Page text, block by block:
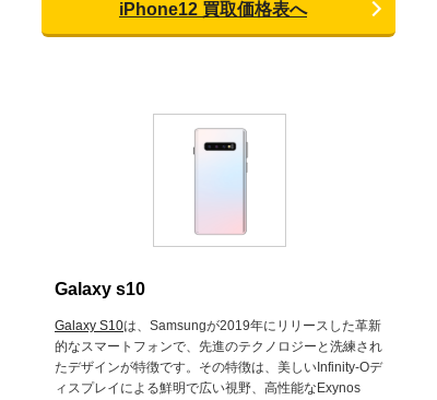
iPhone12 買取価格表へ
Galaxy s10
Galaxy S10は、Samsungが2019年にリリースした革新
的なスマートフォンで、先進のテクノロジーと洗練され
たデザインが特徴です。その特徴は、美しいInfinity-Oデ
ィスプレイによる鮮明で広い視野、高性能なExynos